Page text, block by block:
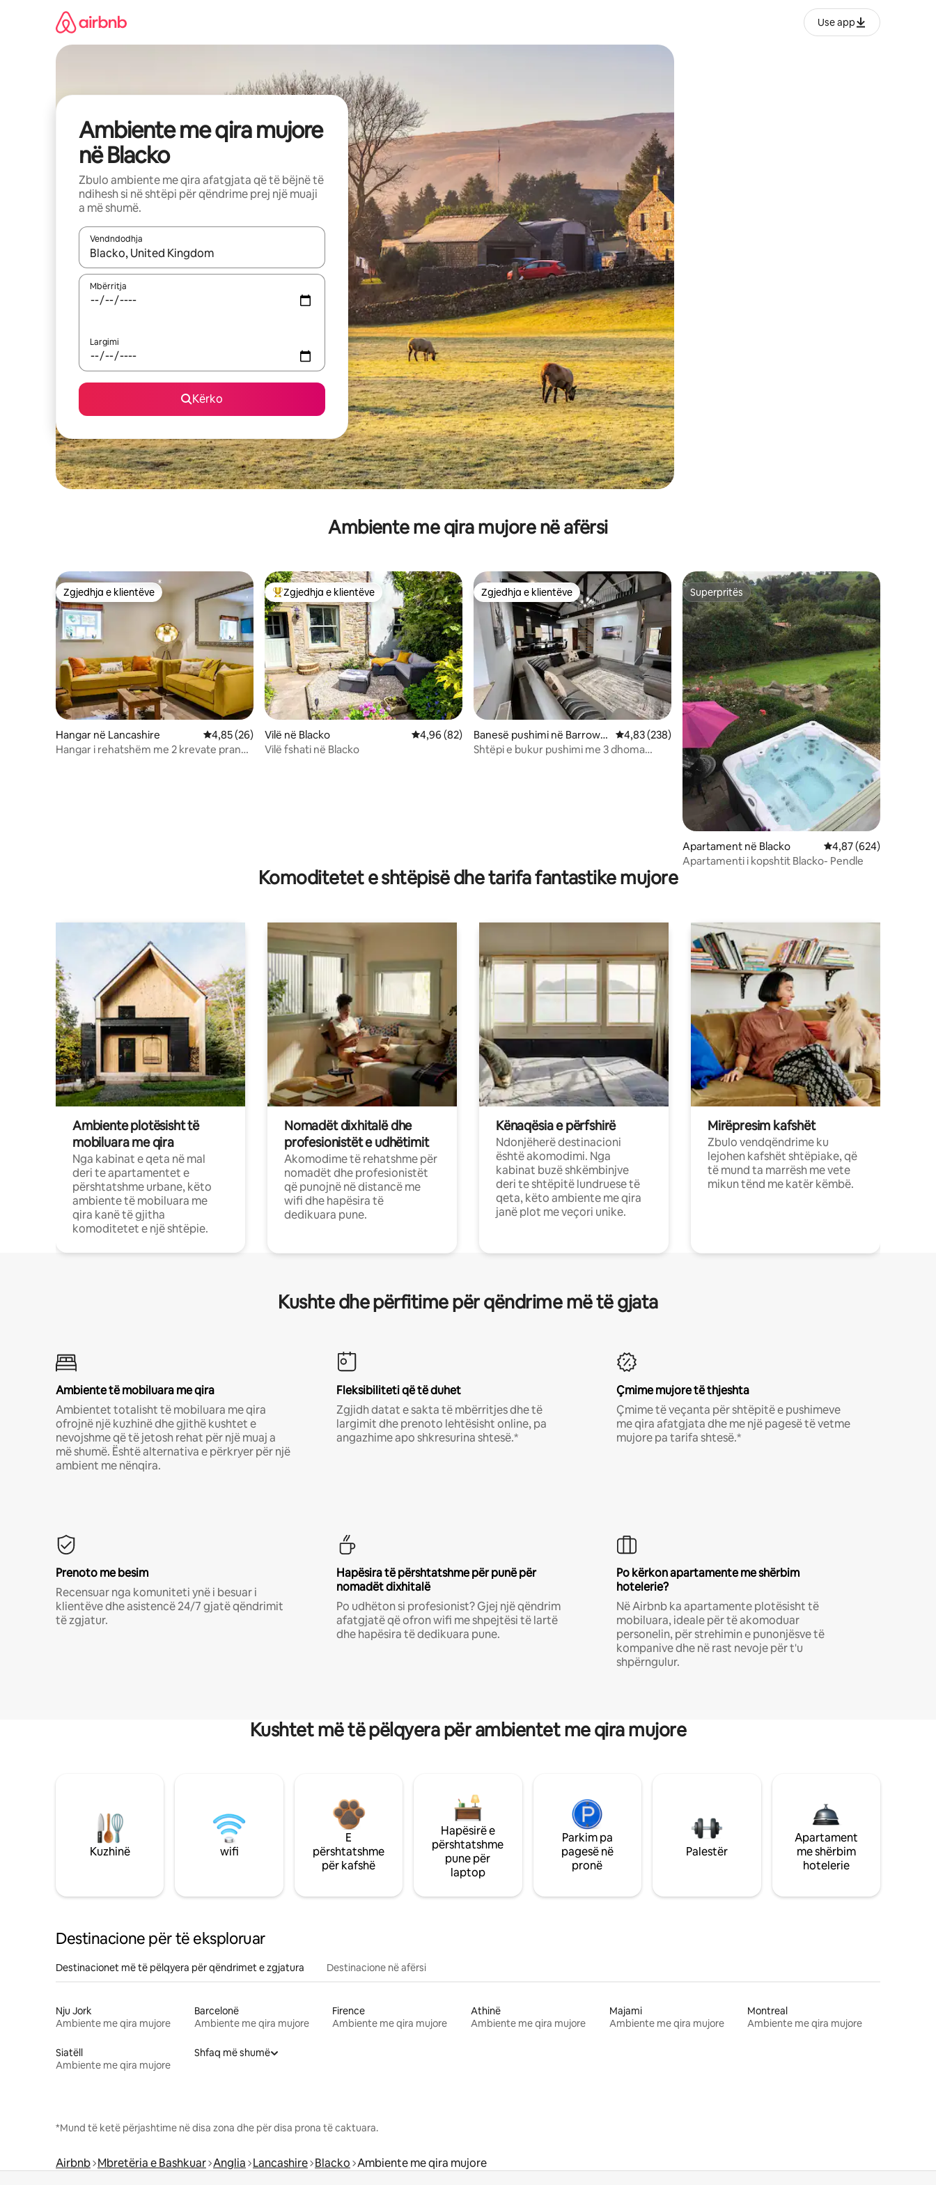
Use app
Ambiente me qira mujore
në Blacko
Zbulo ambiente me qira afatgjata që të bëjnë të
ndihesh si në shtëpi për qëndrime prej një muaji
a më shumë.
Vendndodhja
Kur rezultatet të jenë të disponueshme, lëviz me butonat e shigjetave lart e poshtë ose eksploro duke prekur ose duke lëvizur ekranin.
Mbërritja
Largimi
Kërko
Ambiente me qira mujore në afërsi
Zgjedhja e klientëve
Zgjedhja e klientëve
Hangar në Lancashire Vlerësimi mesatar 4,85 nga 5, 26 vlerësime
4,85 (26)
Hangar i rehatshëm me 2 krevate pranë
Më të mirat e zgjedhjeve të klientëve
Zgjedhja e klientëve
Vilë në Blacko Vlerësimi mesatar 4,96 nga 5, 82 vlerësime
4,96 (82)
Vilë fshati në Blacko
Zgjedhja e klientëve
Zgjedhja e klientëve
Banesë pushimi në Barrowf
ord
Vlerësimi mesatar 4,83 nga 5, 238 vlerësime
4,83 (238)
Shtëpi e bukur pushimi me 3 dhoma
Superpritës
Superpritës
Apartament në Blacko Vlerësimi mesatar
4,87 (624)
Apartamenti i kopshtit Blacko- Pendle
Komoditetet e shtëpisë dhe tarifa fantastike mujore
Ambiente plotësisht të
mobiluara me qira
Nga kabinat e qeta në mal
deri te apartamentet e
përshtatshme urbane, këto
ambiente të mobiluara me
qira kanë të gjitha
komoditetet e një shtëpie.
Nomadët dixhitalë dhe
profesionistët e udhëtimit
Akomodime të rehatshme për
nomadët dhe profesionistët
që punojnë në distancë me
wifi dhe hapësira të
dedikuara pune.
Kënaqësia e përfshirë
Ndonjëherë destinacioni
është akomodimi. Nga
kabinat buzë shkëmbinjve
deri te shtëpitë lundruese të
qeta, këto ambiente me qira
janë plot me veçori unike.
Mirëpresim kafshët
Zbulo vendqëndrime ku
lejohen kafshët shtëpiake, që
të mund ta marrësh me vete
mikun tënd me katër këmbë.
Kushte dhe përfitime për qëndrime më të gjata
Ambiente të mobiluara me qira
Ambientet totalisht të mobiluara me qira
ofrojnë një kuzhinë dhe gjithë kushtet e
nevojshme që të jetosh rehat për një muaj a
më shumë. Është alternativa e përkryer për një
ambient me nënqira.
Fleksibiliteti që të duhet
Zgjidh datat e sakta të mbërritjes dhe të
largimit dhe prenoto lehtësisht online, pa
angazhime apo shkresurina shtesë.*
Çmime mujore të thjeshta
Çmime të veçanta për shtëpitë e pushimeve
me qira afatgjata dhe me një pagesë të vetme
mujore pa tarifa shtesë.*
Prenoto me besim
Recensuar nga komuniteti ynë i besuar i
klientëve dhe asistencë 24/7 gjatë qëndrimit
të zgjatur.
Hapësira të përshtatshme për punë për
nomadët dixhitalë
Po udhëton si profesionist? Gjej një qëndrim
afatgjatë që ofron wifi me shpejtësi të lartë
dhe hapësira të dedikuara pune.
Po kërkon apartamente me shërbim
hotelerie?
Në Airbnb ka apartamente plotësisht të
mobiluara, ideale për të akomoduar
personelin, për strehimin e punonjësve të
kompanive dhe në rast nevoje për t'u
shpërngulur.
Kushtet më të pëlqyera për ambientet me qira mujore
Kuzhinë wifi
E
përshtatshme
për kafshë
Hapësirë e
përshtatshme
pune për
laptop
Parkim pa
pagesë në
pronë
Palestër
Apartament
me shërbim
hotelerie
Destinacione për të eksploruar
Destinacionet më të pëlqyera për qëndrimet e zgjatura Destinacione në afërsi
Nju Jork
Ambiente me qira mujore
Barcelonë
Ambiente me qira mujore
Firence
Ambiente me qira mujore
Athinë
Ambiente me qira mujore
Majami
Ambiente me qira mujore
Montreal
Ambiente me qira mujore
Siatëll
Ambiente me qira mujore
Shfaq më shumë
*Mund të ketë përjashtime në disa zona dhe për disa prona të caktuara.
Airbnb Mbretëria e Bashkuar Anglia Lancashire Blacko Ambiente me qira mujore